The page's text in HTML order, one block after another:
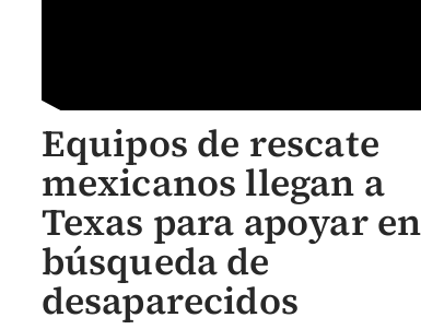
Equipos de rescate
mexicanos llegan a
Texas para apoyar en
búsqueda de
desaparecidos